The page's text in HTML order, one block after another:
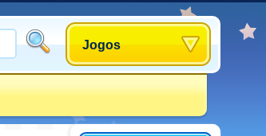
Jogos